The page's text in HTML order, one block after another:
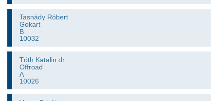
Tasnády Róbert
Gokart
B
10032
Tóth Katalin dr.
Offroad
A
10026